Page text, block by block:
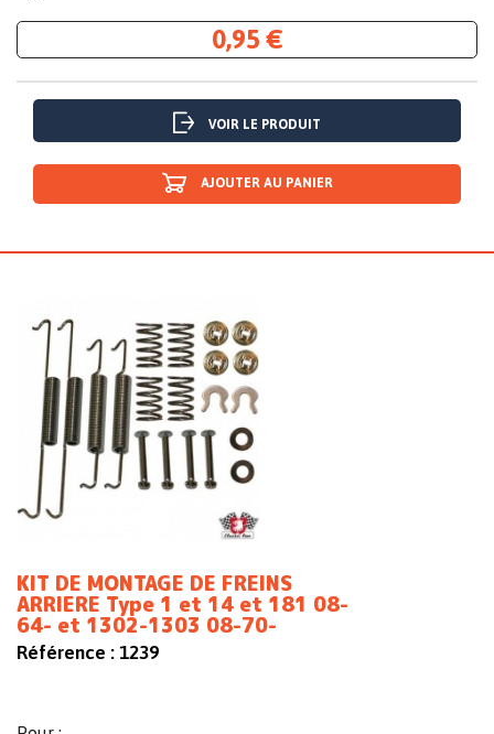
0,95 €
VOIR LE PRODUIT
AJOUTER AU PANIER
KIT DE MONTAGE DE FREINS
ARRIERE Type 1 et 14 et 181 08-
64- et 1302-1303 08-70-
Référence : 1239